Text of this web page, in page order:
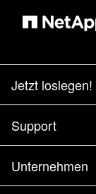
Jetzt loslegen!
Bezugsquellen
Vertrieb
Partner finden
Support
Support
Training
Unternehmen